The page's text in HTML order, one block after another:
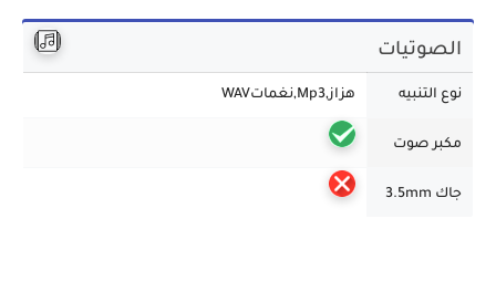
الصوتيات
نوع التنبيه هزاز,Mp3,نغماتWAV
مكبر صوت
جاك 3.5mm